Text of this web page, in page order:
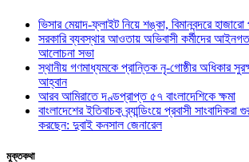
ভিসার মেয়াদ-ফ্লাইট নিয়ে শঙ্কা, বিমানবন্দরে হাজারো
সরকারি ব্যবস্থার আওতায় অভিবাসী কর্মীদের আইনগত
আলোচনা সভা
স্থানীয় গণমাধ্যমকে প্রান্তিক নৃ-গোষ্ঠীর অধিকার
আহ্বান
আরব আমিরাতে দণ্ডপ্রাপ্ত ৫৭ বাংলাদেশিকে ক্ষমা
বাংলাদেশের ইতিবাচক ব্র্যান্ডিংয়ে প্রবাসী
করছেন: দুবাই কনসাল জেনারেল
মুক্তকথা